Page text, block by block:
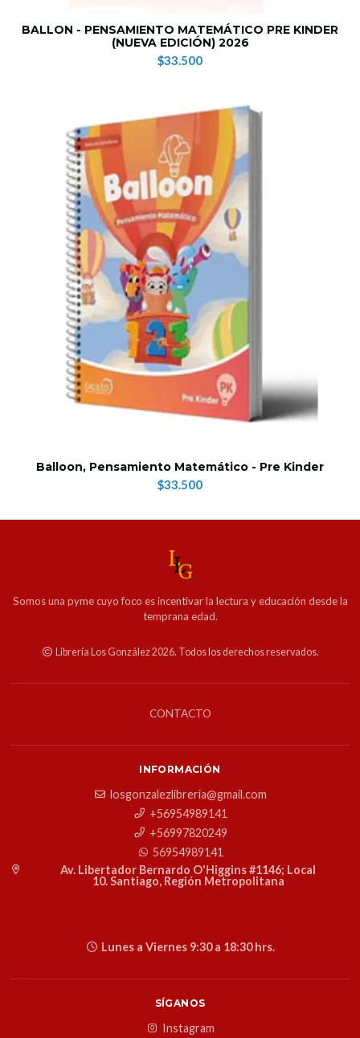
BALLON - PENSAMIENTO MATEMÁTICO PRE KINDER
(NUEVA EDICIÓN) 2026
$33.500
Balloon, Pensamiento Matemático - Pre Kinder
$33.500
Somos una pyme cuyo foco es incentivar la lectura y educación desde la
temprana edad.
Librería Los González 2026. Todos los derechos reservados.
CONTACTO
INFORMACIÓN
losgonzalezlibreria@gmail.com
+56954989141
+56997820249
56954989141
Av. Libertador Bernardo O'Higgins #1146; Local
10. Santiago, Región Metropolitana
Lunes a Viernes 9:30 a 18:30 hrs.
SÍGANOS
Instagram